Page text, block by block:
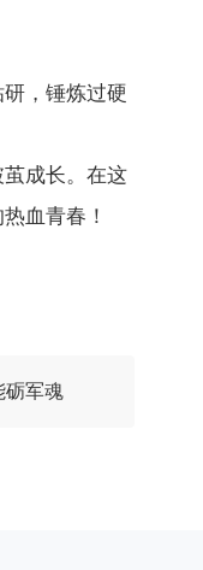
，锤炼过硬
成长。在这
血青春！
砺军魂